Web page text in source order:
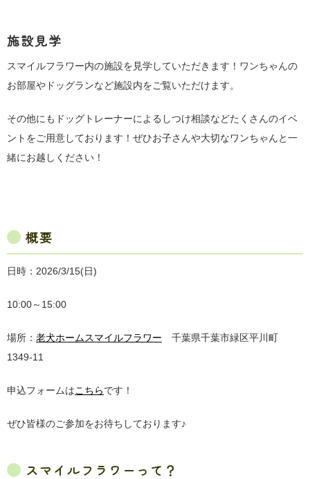
施設見学
スマイルフラワー内の施設を見学していただきます！ワンちゃんの
お部屋やドッグランなど施設内をご覧いただけます。
その他にもドッグトレーナーによるしつけ相談などたくさんのイベ
ントをご用意しております！ぜひお子さんや大切なワンちゃんと一
緒にお越しください！
概要
日時：2026/3/15(日)
10:00～15:00
場所： 老犬ホームスマイルフラワー 千葉県千葉市緑区平川町
1349-11
申込フォームはこちらです！
ぜひ皆様のご参加をお待ちしております♪
スマイルフラワーって？